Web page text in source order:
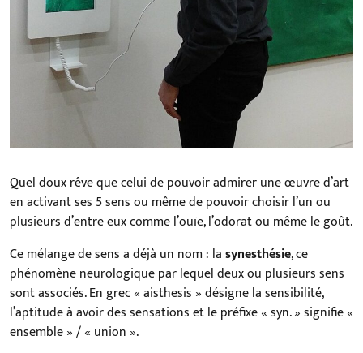
Quel doux rêve que celui de pouvoir admirer une œuvre d’art
en activant ses 5 sens ou même de pouvoir choisir l’un ou
plusieurs d’entre eux comme l’ouïe, l’odorat ou même le goût.
Ce mélange de sens a déjà un nom : lasynesthésie, ce
phénomène neurologique par lequel deux ou plusieurs sens
sont associés. En grec « aisthesis » désigne la sensibilité,
l’aptitude à avoir des sensations et le préfixe « syn. » signifie «
ensemble » / « union ».